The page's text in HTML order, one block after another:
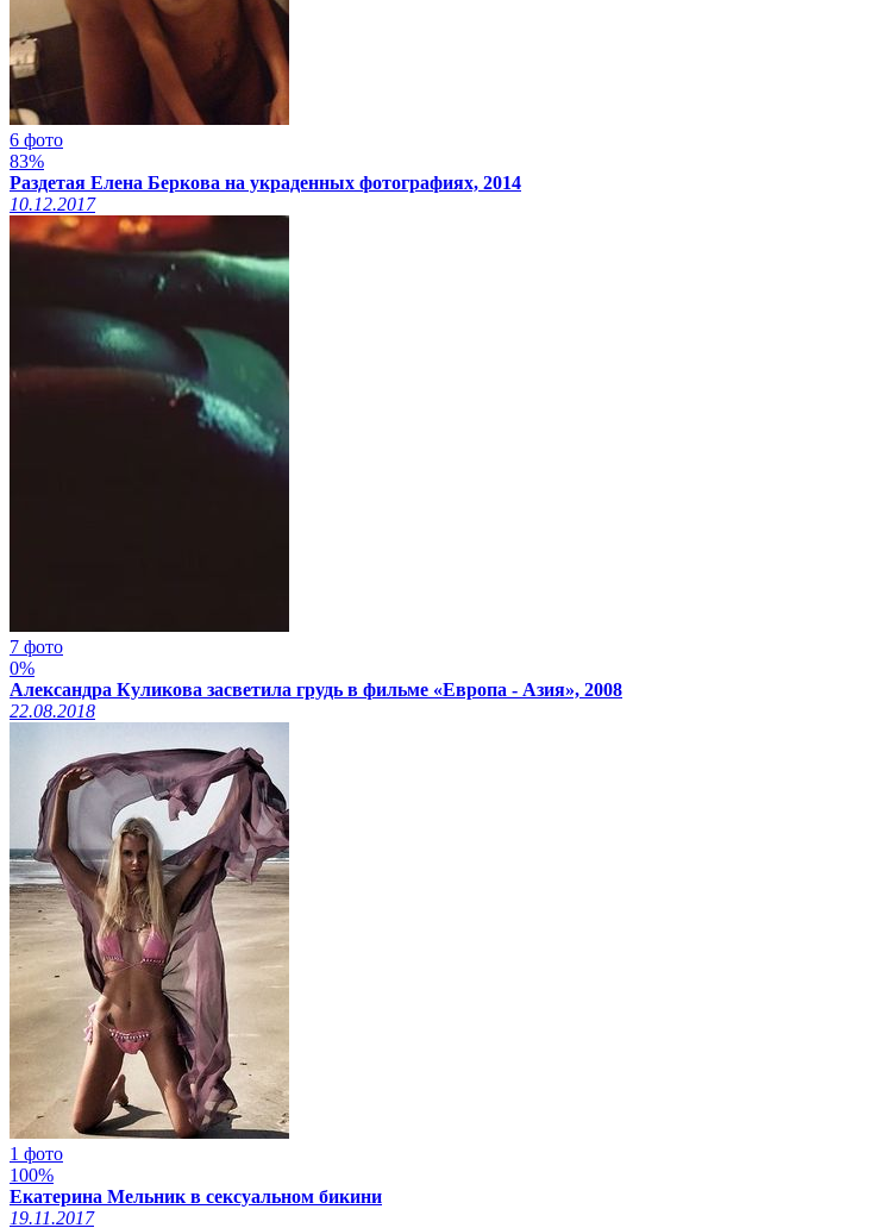
6 фото
83%
Раздетая Елена Беркова на украденных фотографиях, 2014
10.12.2017
7 фото
0%
Александра Куликова засветила грудь в фильме «Европа - Азия», 2008
22.08.2018
1 фото
100%
Екатерина Мельник в сексуальном бикини
19.11.2017